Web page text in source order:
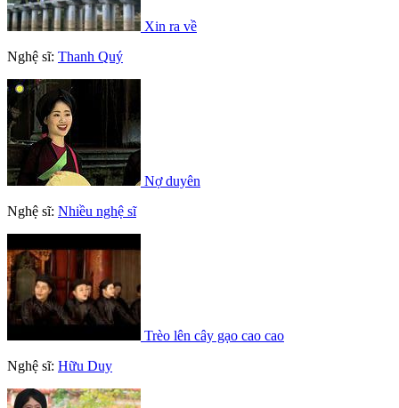
Xin ra về
Nghệ sĩ: Thanh Quý
Nợ duyên
Nghệ sĩ: Nhiều nghệ sĩ
Trèo lên cây gạo cao cao
Nghệ sĩ: Hữu Duy